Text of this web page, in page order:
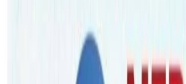
आजबाट अष्ट्रेलियामा
‘क्लोज कन्ट्याक’ को नयाँ